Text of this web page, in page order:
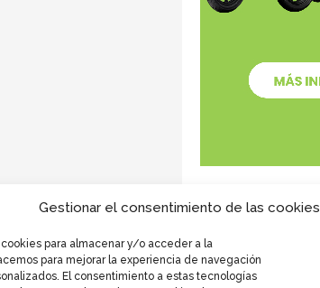
Gestionar el consentimiento de las cookies
para almacenar y/o acceder a la
para mejorar la experiencia de navegación
El consentimiento a estas tecnologías